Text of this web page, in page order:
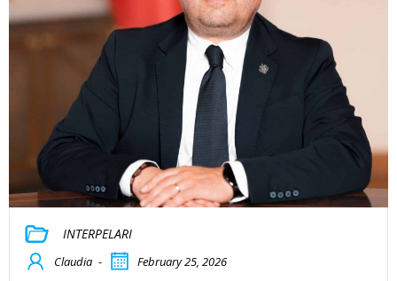
INTERPELARI
Claudia - February 25, 2026